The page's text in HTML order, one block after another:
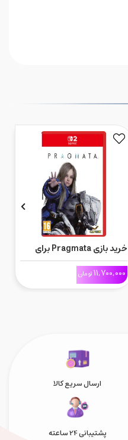
خرید بازی Pragmata برای
Nintendo Switch 2
11,700,000تومان
ارسال سریع کالا
پشتیبانی 24 ساعته